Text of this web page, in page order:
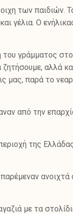
των παιδιών.
γέλια. Ο
γράμματος
αλλά
μας, παρά το
από την
της
με τα